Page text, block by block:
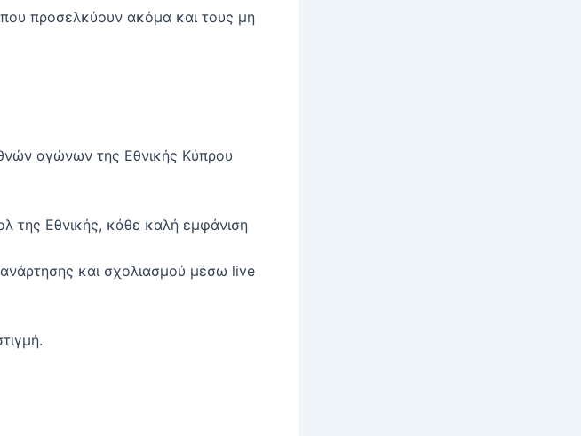
που προσελκύουν ακόμα και τους μη
αγώνων της Εθνικής Κύπρου
της Εθνικής, κάθε καλή εμφάνιση
και σχολιασμού μέσω live